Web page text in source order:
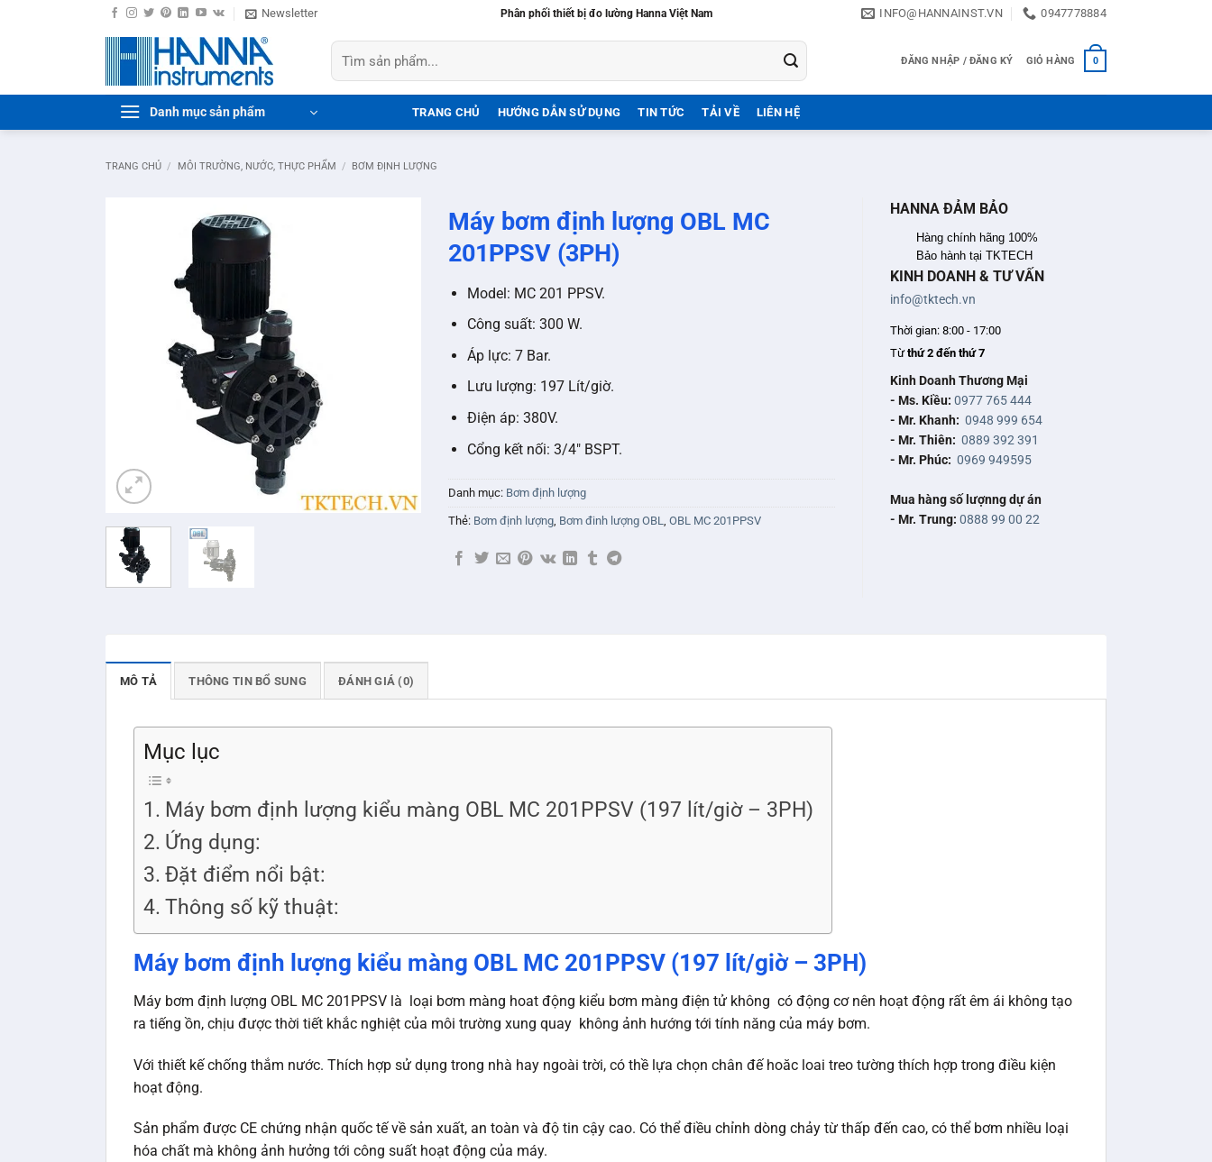
Newsletter Phân phối thiết bị đo lường Hanna Việt Nam INFO@HANNAINST.VN 0947778884
Tìm
kiếm:
ĐĂNG NHẬP / ĐĂNG KÝ GIỎ HÀNG 0
Danh mục sản phẩm TRANG CHỦ HƯỚNG DẪN SỬ DỤNG TIN TỨC TẢI VỀ LIÊN HỆ
TRANG CHỦ / MÔI TRƯỜNG, NƯỚC, THỰC PHẨM / BƠM ĐỊNH LƯỢNG
Máy bơm định lượng OBL MC
201PPSV (3PH)
Model: MC 201 PPSV.
Công suất: 300 W.
Áp lực: 7 Bar.
Lưu lượng: 197 Lít/giờ.
Điện áp: 380V.
Cổng kết nối: 3/4″ BSPT.
Danh mục: Bơm định lượng
Thẻ: Bơm định lượng, Bơm đinh lượng OBL, OBL MC 201PPSV
HANNA ĐẢM BẢO
Hàng chính hãng 100%
Bảo hành tại TKTECH
KINH DOANH & TƯ VẤN
info@tktech.vn
Thời gian: 8:00 - 17:00
Từthứ 2 đến thứ 7
Kinh Doanh Thương Mại
- Ms. Kiều: 0977 765 444
- Mr. Khanh: 0948 999 654
- Mr. Thiên: 0889 392 391
- Mr. Phúc: 0969 949595
Mua hàng số lượnng dự án
- Mr. Trung: 0888 99 00 22
MÔ TẢ THÔNG TIN BỔ SUNG ĐÁNH GIÁ (0)
Mục lục
Máy bơm định lượng kiểu màng OBL MC 201PPSV (197 lít/giờ – 3PH)
Ứng dụng:
Đặt điểm nổi bật:
Thông số kỹ thuật:
Máy bơm định lượng kiểu màng OBL MC 201PPSV (197 lít/giờ – 3PH)
Máy bơm định lượng OBL MC 201PPSV là loại bơm màng hoat động kiểu bơm màng điện tử không có động cơ nên hoạt động rất êm ái không tạo
ra tiếng ồn, chịu được thời tiết khắc nghiệt của môi trường xung quay không ảnh hướng tới tính năng của máy bơm.
Với thiết kế chống thắm nước. Thích hợp sử dụng trong nhà hay ngoài trời, có thề lựa chọn chân đế hoăc loai treo tường thích hợp trong điều kiện
hoạt động.
Sản phẩm được CE chứng nhận quốc tế về sản xuất, an toàn và độ tin cậy cao. Có thể điều chỉnh dòng chảy từ thấp đến cao, có thể bơm nhiều loại
hóa chất mà không ảnh hưởng tới công suất hoạt động của máy.